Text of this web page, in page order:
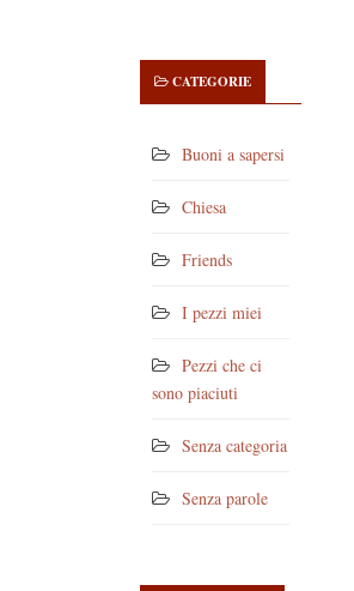
CATEGORIE
Buoni a sapersi
Chiesa
Friends
I pezzi miei
Pezzi che ci
sono piaciuti
Senza categoria
Senza parole